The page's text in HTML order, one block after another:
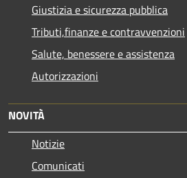
Giustizia e sicurezza pubblica
Tributi,finanze e contravvenzioni
Salute, benessere e assistenza
Autorizzazioni
NOVITÀ
Notizie
Comunicati